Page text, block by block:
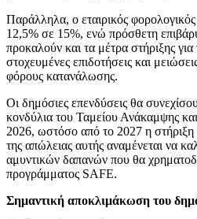
Παράλληλα, ο εταιρικός
12,5% σε 15%, ενώ πρόσθετη
προκαλούν και τα μέτρα στήριξης
στοχευμένες επιδοτήσεις και
φόρους κατανάλωσης.
Οι δημόσιες επενδύσεις θα
κονδύλια του Ταμείου Ανάκαμψης
2026, ωστόσο από το 2027 η στήριξη
της απώλειας αυτής αναμένεται να
αμυντικών δαπανών που θα
προγράμματος SAFE.
Σημαντική αποκλιμάκωση του